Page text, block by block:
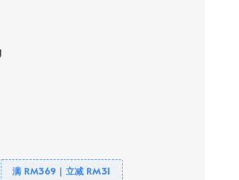
满 RM369｜立减 RM31